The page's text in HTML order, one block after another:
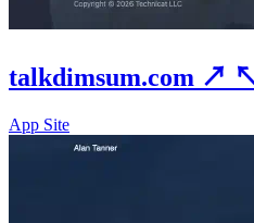
talkdimsum.com ↗
App Site